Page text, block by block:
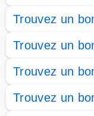
Trouvez un
Trouvez un
Trouvez un
Trouvez un